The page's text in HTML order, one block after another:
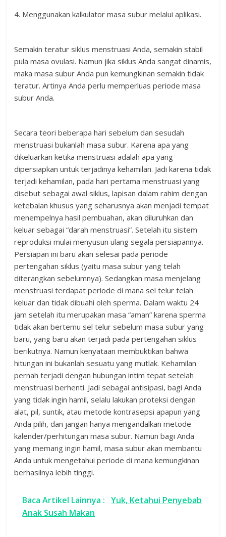
4. Menggunakan kalkulator masa subur melalui aplikasi.
Semakin teratur siklus menstruasi Anda, semakin stabil
pula masa ovulasi. Namun jika siklus Anda sangat dinamis,
maka masa subur Anda pun kemungkinan semakin tidak
teratur. Artinya Anda perlu memperluas periode masa
subur Anda.
Secara teori beberapa hari sebelum dan sesudah
menstruasi bukanlah masa subur. Karena apa yang
dikeluarkan ketika menstruasi adalah apa yang
dipersiapkan untuk terjadinya kehamilan. Jadi karena tidak
terjadi kehamilan, pada hari pertama menstruasi yang
disebut sebagai awal siklus, lapisan dalam rahim dengan
ketebalan khusus yang seharusnya akan menjadi tempat
menempelnya hasil pembuahan, akan diluruhkan dan
keluar sebagai “darah menstruasi”. Setelah itu sistem
reproduksi mulai menyusun ulang segala persiapannya.
Persiapan ini baru akan selesai pada periode
pertengahan siklus (yaitu masa subur yang telah
diterangkan sebelumnya). Sedangkan masa menjelang
menstruasi terdapat periode di mana sel telur telah
keluar dan tidak dibuahi oleh sperma. Dalam waktu 24
jam setelah itu merupakan masa “aman” karena sperma
tidak akan bertemu sel telur sebelum masa subur yang
baru, yang baru akan terjadi pada pertengahan siklus
berikutnya. Namun kenyataan membuktikan bahwa
hitungan ini bukanlah sesuatu yang mutlak. Kehamilan
pernah terjadi dengan hubungan intim tepat setelah
menstruasi berhenti. Jadi sebagai antisipasi, bagi Anda
yang tidak ingin hamil, selalu lakukan proteksi dengan
alat, pil, suntik, atau metode kontrasepsi apapun yang
Anda pilih, dan jangan hanya mengandalkan metode
kalender/perhitungan masa subur. Namun bagi Anda
yang memang ingin hamil, masa subur akan membantu
Anda untuk mengetahui periode di mana kemungkinan
berhasilnya lebih tinggi.
Baca Artikel Lainnya :
Yuk, Ketahui Penyebab
Anak Susah Makan